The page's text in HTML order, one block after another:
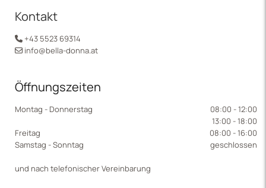
Kontakt
 +43 5523 69314
 info@bella-donna.at
Öffnungszeiten
Montag - Donnerstag
08:00 - 12:00
13:00 - 18:00
Freitag
08:00 - 16:00
Samstag - Sonntag
geschlossen
und nach telefonischer Vereinbarung